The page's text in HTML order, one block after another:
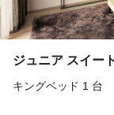
ジュニア スイー
キングベッド 1 台